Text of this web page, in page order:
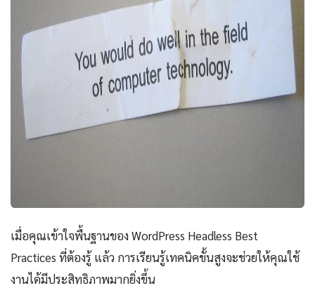
เมื่อคุณเข้าใจพื้นฐานของ WordPress Headless Best
Practices ที่ต้องรู้ แล้ว การเรียนรู้เทคนิคขั้นสูงจะช่วยให้คุณใช้
งานได้มีประสิทธิภาพมากยิ่งขึ้น